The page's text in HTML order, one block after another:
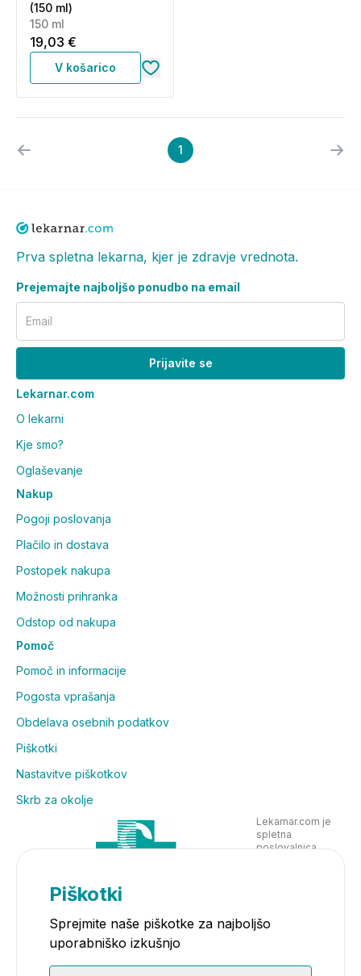
(150 ml)
150 ml
19,03 €
V košarico
1
Prva spletna lekarna, kjer je zdravje vrednota.
Prejemajte najboljšo ponudbo na email
Email
Prijavite se
Lekarnar.com
O lekarni
Kje smo?
Oglaševanje
Nakup
Pogoji poslovanja
Plačilo in dostava
Postopek nakupa
Možnosti prihranka
Odstop od nakupa
Pomoč
Pomoč in informacije
Pogosta vprašanja
Obdelava osebnih podatkov
Piškotki
Nastavitve piškotkov
Skrb za okolje
Lekarnar.com je
spletna
poslovalnica
Piškotki
Sprejmite naše piškotke za najboljšo
uporabniško izkušnjo